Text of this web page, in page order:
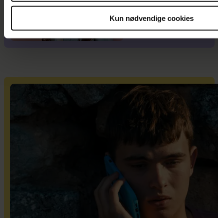
Kun nødvendige cookies
elsker ikke
moderskabet”